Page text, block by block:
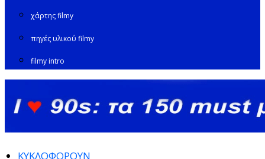
χάρτης filmy
πηγές υλικού filmy
filmy intro
ΚΥΚΛΟΦΟΡΟΥΝ